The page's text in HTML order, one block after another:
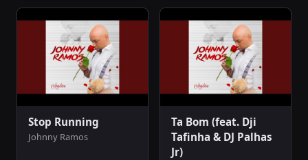
Stop Running
Johnny Ramos
Ta Bom (feat. Dji
Tafinha & DJ Palhas
Jr)